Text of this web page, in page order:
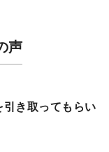
声
引き取ってもらい